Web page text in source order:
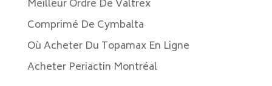
Meilleur Ordre De Valtrex
Comprimé De Cymbalta
Où Acheter Du Topamax En Ligne
Acheter Periactin Montréal